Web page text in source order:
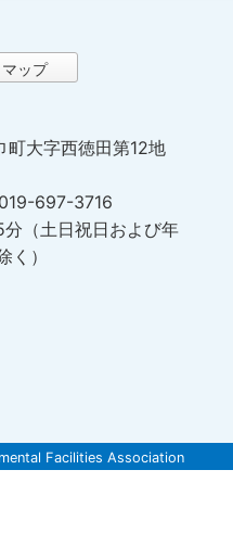
ップ
大字西徳田第12地
697-3716
（土日祝日および年
）
Facilities Association